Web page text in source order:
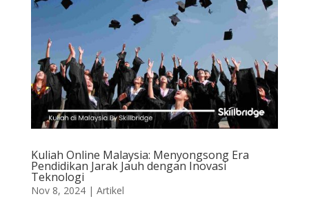
Kuliah Online Malaysia: Menyongsong Era
Pendidikan Jarak Jauh dengan Inovasi
Teknologi
Nov 8, 2024| Artikel